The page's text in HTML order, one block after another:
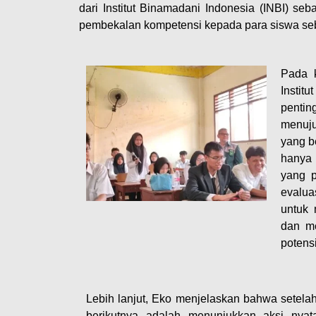
dari Institut Binamadani Indonesia (INBI)
pembekalan kompetensi kepada para siswa
Pada
yang
yang
untuk
dan
Lebih lanjut, Eko menjelaskan bahwa